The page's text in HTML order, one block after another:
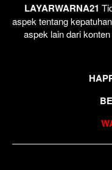
LAYARWARNA21
aspek tentang
aspek lain dari